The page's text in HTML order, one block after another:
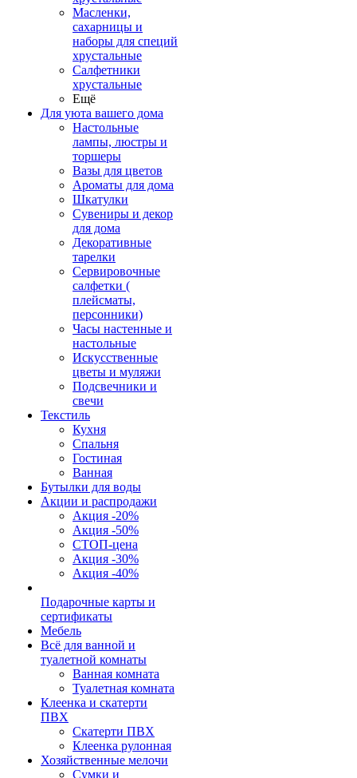
Масленки,
сахарницы и
наборы для специй
хрустальные
Салфетники
хрустальные
Ещё
Для уюта вашего дома
Настольные
лампы, люстры и
торшеры
Вазы для цветов
Ароматы для дома
Шкатулки
Сувениры и декор
для дома
Декоративные
тарелки
Сервировочные
салфетки (
плейсматы,
персонники)
Часы настенные и
настольные
Искусственные
цветы и муляжи
Подсвечники и
свечи
Текстиль
Кухня
Спальня
Гостиная
Ванная
Бутылки для воды
Акции и распродажи
Акция -20%
Акция -50%
СТОП-цена
Акция -30%
Акция -40%
Подарочные карты и
сертификаты
Мебель
Всё для ванной и
туалетной комнаты
Ванная комната
Туалетная комната
Клеенка и скатерти
ПВХ
Скатерти ПВХ
Клеенка рулонная
Хозяйственные мелочи
Сумки и